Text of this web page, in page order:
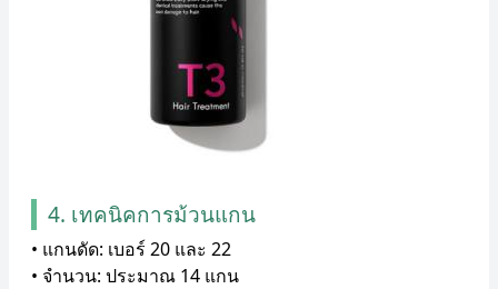
4. เทคนิคการม้วนแกน
• แกนดัด: เบอร์ 20 และ 22
• จำนวน: ประมาณ 14 แกน